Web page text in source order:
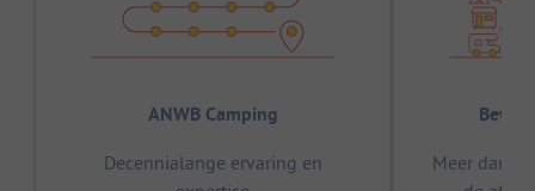
ANWB Camping
Decennialange ervaring en
Meer dan